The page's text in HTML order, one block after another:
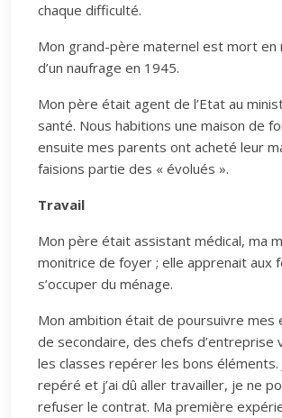
chaque difficulté.
Mon grand-père maternel est mort en
d’un naufrage en 1945.
Mon père était agent de l’Etat au
santé. Nous habitions une maison de
ensuite mes parents ont acheté leur
faisions partie des « évolués ».
Travail
Mon père était assistant médical, ma
monitrice de foyer ; elle apprenait aux
s’occuper du ménage.
Mon ambition était de poursuivre mes
de secondaire, des chefs d’entreprise
les classes repérer les bons éléments.
repéré et j’ai dû aller travailler, je ne
refuser le contrat. Ma première